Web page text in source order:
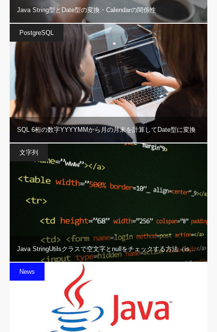
Java String型とDate型の変換・Calendarの関係性
PostgreSQL
SQL 6桁の数字YYYYMMから月の月末を計算してDate型に変換
文字列
Java StringUtilsクラスで空文字とnullをチェックする方法（is…
News